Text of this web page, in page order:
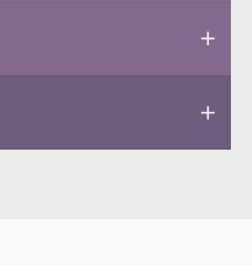
add
add